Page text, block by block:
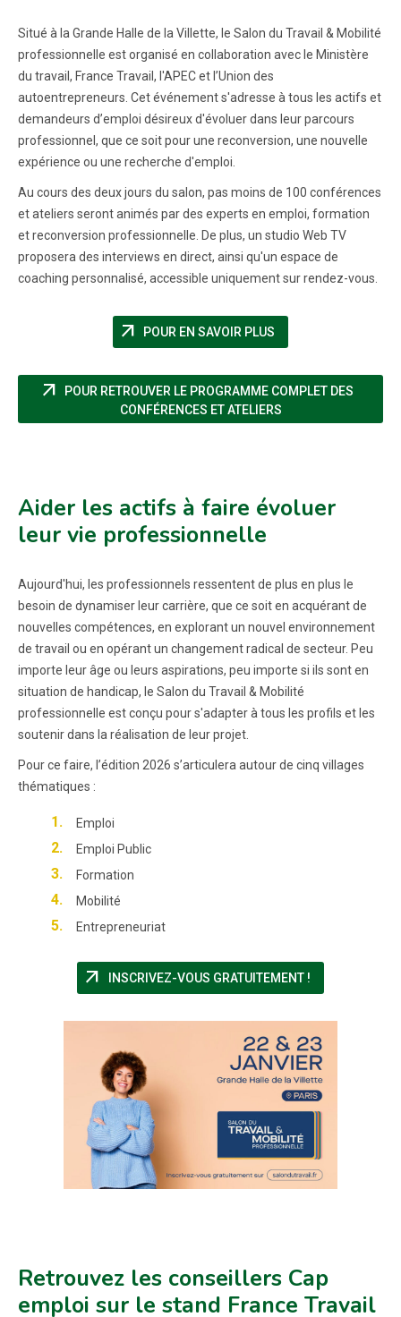
Situé à la Grande Halle de la Villette, le Salon du Travail & Mobilité
professionnelle est organisé en collaboration avec le Ministère
du travail, France Travail, l'APEC et l’Union des
autoentrepreneurs. Cet événement s'adresse à tous les actifs et
demandeurs d’emploi désireux d'évoluer dans leur parcours
professionnel, que ce soit pour une reconversion, une nouvelle
expérience ou une recherche d'emploi.
Au cours des deux jours du salon, pas moins de 100 conférences
et ateliers seront animés par des experts en emploi, formation
et reconversion professionnelle. De plus, un studio Web TV
proposera des interviews en direct, ainsi qu'un espace de
coaching personnalisé, accessible uniquement sur rendez-vous.
arrow_outward POUR EN SAVOIR PLUS
arrow_outward
POUR RETROUVER LE PROGRAMME COMPLET DES
CONFÉRENCES ET ATELIERS(NOUVELLE
Aider les actifs à faire évoluer
leur vie professionnelle
Aujourd'hui, les professionnels ressentent de plus en plus le
besoin de dynamiser leur carrière, que ce soit en acquérant de
nouvelles compétences, en explorant un nouvel environnement
de travail ou en opérant un changement radical de secteur. Peu
importe leur âge ou leurs aspirations, peu importe si ils sont en
situation de handicap, le Salon du Travail & Mobilité
professionnelle est conçu pour s'adapter à tous les profils et les
soutenir dans la réalisation de leur projet.
Pour ce faire, l’édition 2026 s’articulera autour de cinq villages
thématiques :
Emploi
Emploi Public
Formation
Mobilité
Entrepreneuriat
arrow_outward INSCRIVEZ-VOUS GRATUITEMENT !(NOUVELLE
Retrouvez les conseillers Cap
emploi sur le stand France Travail